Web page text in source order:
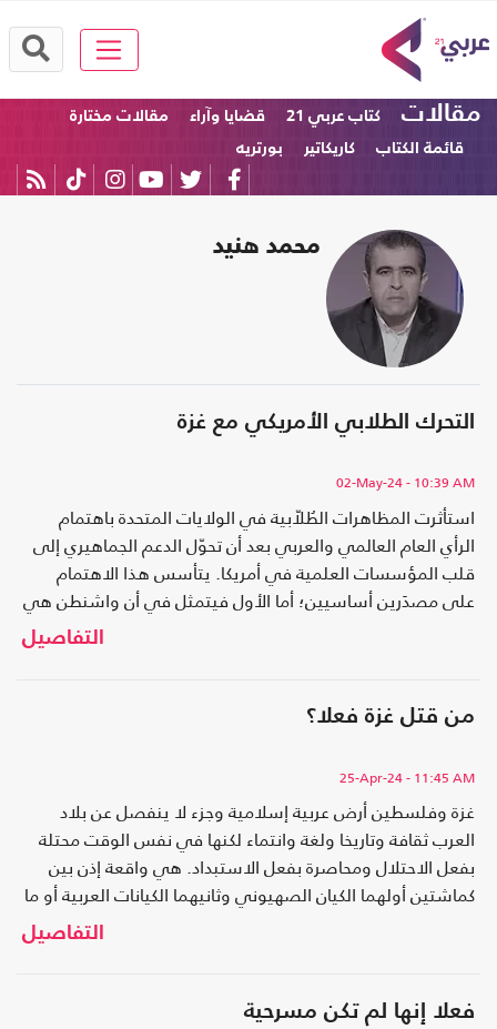
مقالات كتاب عربي 21 قضايا وآراء
مقالات مختارة
قائمة الكتاب
كاريكاتير بورتريه
محمد هنيد
التحرك الطلابي الأمريكي مع غزة
02-May-24- 10:39 AM
استأثرت المظاهرات الطُلاّبية في الولايات المتحدة باهتمام
الرأي العام العالمي والعربي بعد أن تحوّل الدعم الجماهيري إلى
قلب المؤسسات العلمية في أمريكا. يتأسس هذا الاهتمام
على مصدَرين أساسيين؛ أما الأول فيتمثل في أن واشنطن هي
الداعم الأساسي للكيان المحتل ولجرائمه في فلسطين..التفاصيل
من قتل غزة فعلا؟
25-Apr-24- 11:45 AM
غزة وفلسطين أرض عربية إسلامية وجزء لا ينفصل عن بلاد
العرب ثقافة وتاريخا ولغة وانتماء لكنها في نفس الوقت محتلة
بفعل الاحتلال ومحاصرة بفعل الاستبداد. هي واقعة إذن بين
كماشتين أولهما الكيان الصهيوني وثانيهما الكيانات العربية أو ما
التفاصيل
فعلا إنها لم تكن مسرحية